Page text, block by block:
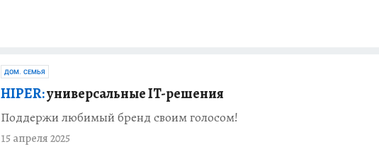
ДОМ. СЕМЬЯ
HIPER:универсальные IT-решения
Поддержи любимый бренд своим голосом!
15 апреля 2025